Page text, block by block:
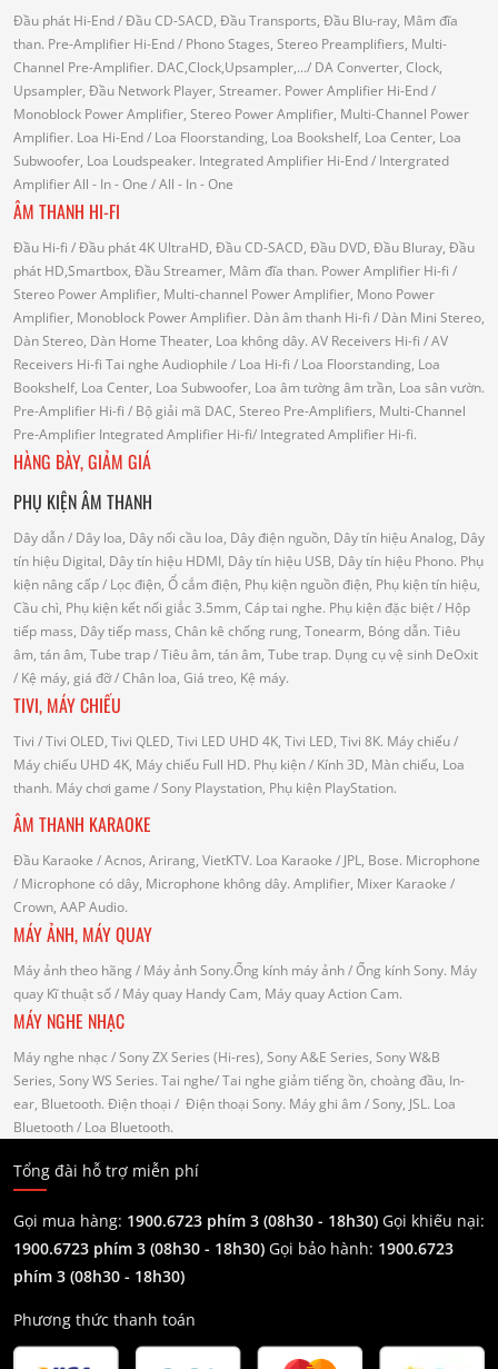
Đầu phát Hi-End/ Đầu CD-SACD, Đầu Transports, Đầu Blu-ray, Mâm đĩa
than. Pre-Amplifier Hi-End/ Phono Stages, Stereo Preamplifiers, Multi-
Channel Pre-Amplifier. DAC,Clock,Upsampler,.../ DA Converter, Clock,
Upsampler, Đầu Network Player, Streamer. Power Amplifier Hi-End/
Monoblock Power Amplifier, Stereo Power Amplifier, Multi-Channel Power
Amplifier. Loa Hi-End/ Loa Floorstanding, Loa Bookshelf, Loa Center, Loa
Subwoofer, Loa Loudspeaker. Integrated Amplifier Hi-End/ Intergrated
AmplifierAll - In - One / All - In - One
ÂM THANH HI-FI
Đầu Hi-fi / Đầu phát 4K UltraHD, Đầu CD-SACD, Đầu DVD, Đầu Bluray, Đầu
phát HD,Smartbox, Đầu Streamer, Mâm đĩa than. Power Amplifier Hi-fi /
Stereo Power Amplifier, Multi-channel Power Amplifier, Mono Power
Amplifier, Monoblock Power Amplifier. Dàn âm thanh Hi-fi / Dàn Mini Stereo,
Dàn Stereo, Dàn Home Theater, Loa không dây. AV Receivers Hi-fi / AV
Receivers Hi-fi Tai nghe Audiophile / Loa Hi-fi / Loa Floorstanding, Loa
Bookshelf, Loa Center, Loa Subwoofer, Loa âm tường âm trần, Loa sân vườn.
Pre-Amplifier Hi-fi / Bộ giải mã DAC, Stereo Pre-Amplifiers, Multi-Channel
Pre-Amplifier Integrated Amplifier Hi-fi/ Integrated Amplifier Hi-fi.
HÀNG BÀY, GIẢM GIÁ
PHỤ KIỆN ÂM THANH
Dây dẫn/ Dây loa, Dây nối cầu loa, Dây điện nguồn, Dây tín hiệu Analog, Dây
tín hiệu Digital, Dây tín hiệu HDMI, Dây tín hiệu USB, Dây tín hiệu Phono. Phụ
kiện nâng cấp/ Lọc điện, Ổ cắm điện, Phụ kiện nguồn điện, Phụ kiện tín hiệu,
Cầu chì, Phụ kiện kết nối giắc 3.5mm, Cáp tai nghe. Phụ kiện đặc biệt/ Hộp
tiếp mass, Dây tiếp mass, Chân kê chống rung, Tonearm, Bóng dẫn. Tiêu
âm, tán âm, Tube trap/ Tiêu âm, tán âm, Tube trap. Dụng cụ vệ sinh DeOxit
/ Kệ máy, giá đỡ/ Chân loa, Giá treo, Kệ máy.
TIVI, MÁY CHIẾU
Tivi / Tivi OLED, Tivi QLED, Tivi LED UHD 4K, Tivi LED, Tivi 8K. Máy chiếu/
Máy chiếu UHD 4K, Máy chiếu Full HD. Phụ kiện/ Kính 3D, Màn chiếu, Loa
thanh. Máy chơi game / Sony Playstation, Phụ kiện PlayStation.
ÂM THANH KARAOKE
Đầu Karaoke / Acnos, Arirang, VietKTV. Loa Karaoke / JPL, Bose. Microphone
/ Microphone có dây, Microphone không dây. Amplifier, Mixer Karaoke /
Crown, AAP Audio.
MÁY ẢNH, MÁY QUAY
Máy ảnh theo hãng / Máy ảnh Sony.Ống kính máy ảnh / Ống kính Sony. Máy
quay Kĩ thuật số/ Máy quay Handy Cam, Máy quay Action Cam.
MÁY NGHE NHẠC
Máy nghe nhạc / Sony ZX Series (Hi-res), Sony A&E Series, Sony W&B
Series, Sony WS Series. Tai nghe/ Tai nghe giảm tiếng ồn, choàng đầu, In-
ear, Bluetooth. Điện thoại / Điện thoại Sony. Máy ghi âm / Sony, JSL. Loa
Bluetooth/ Loa Bluetooth.
Tổng đài hỗ trợ miễn phí
Gọi mua hàng: 1900.6723 phím 3 (08h30 - 18h30) Gọi khiếu nại:
1900.6723 phím 3 (08h30 - 18h30) Gọi bảo hành: 1900.6723
phím 3 (08h30 - 18h30)
Phương thức thanh toán